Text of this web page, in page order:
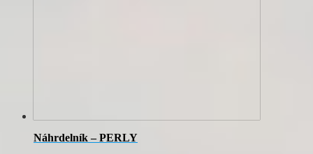
Náhrdelník – PERLY